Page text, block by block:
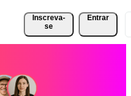
Inscreva-
se
Entrar